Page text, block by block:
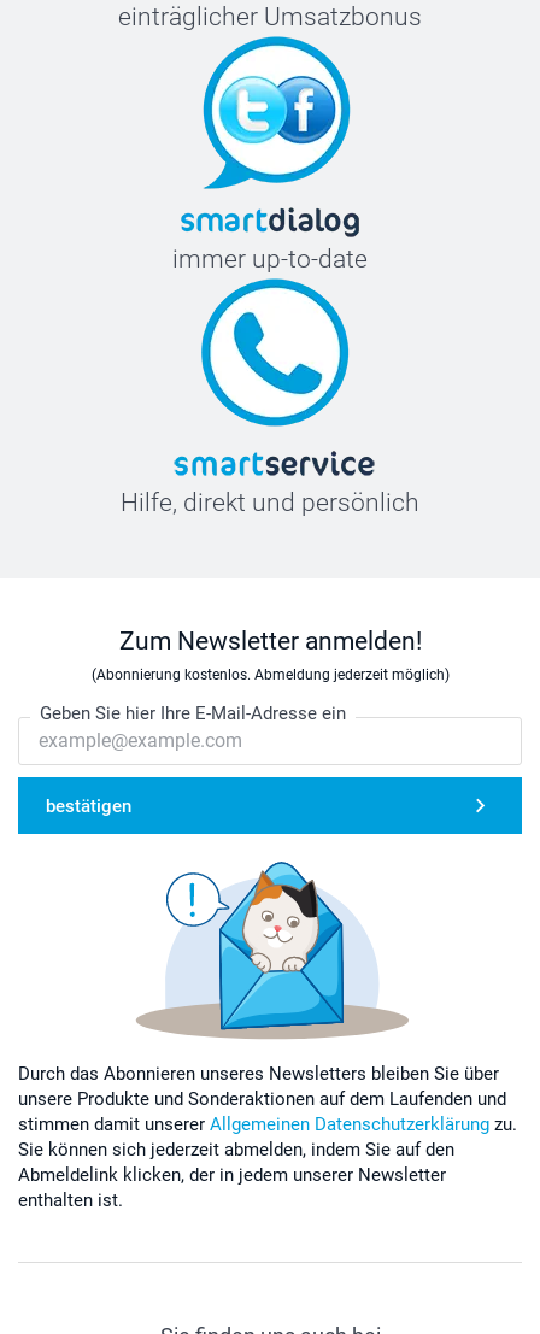
einträglicher Umsatzbonus
immer up-to-date
Hilfe, direkt und persönlich
Zum Newsletter anmelden!
(Abonnierung kostenlos. Abmeldung jederzeit möglich)
Geben Sie hier Ihre E-Mail-Adresse ein
bestätigen
Durch das Abonnieren unseres Newsletters bleiben Sie über
unsere Produkte und Sonderaktionen auf dem Laufenden und
stimmen damit unserer Allgemeinen Datenschutzerklärung zu.
Sie können sich jederzeit abmelden, indem Sie auf den
Abmeldelink klicken, der in jedem unserer Newsletter
enthalten ist.